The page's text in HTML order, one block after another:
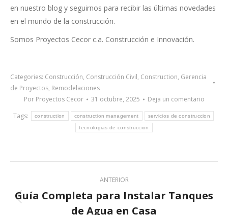
en nuestro blog y seguirnos para recibir las últimas novedades
en el mundo de la construcción.
Somos Proyectos Cecor c.a. Construcción e Innovación.
Categories: Construcción, Construcción Civil, Construction, Gerencia
de Proyectos, Remodelaciones
Por Proyectos Cecor 31 octubre, 2025
Deja un comentario
Tags:
construction construction management servicios de construccion
tecnologias de construccion
navigation
ANTERIOR
Previous
Guía Completa para Instalar Tanques
de Agua en Casa